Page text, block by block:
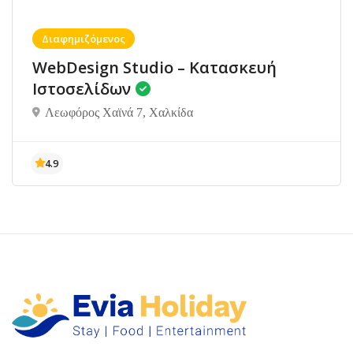
Διαφημιζόμενος
WebDesign Studio – Κατασκευή
Ιστοσελίδων
Λεωφόρος Χαϊνά 7, Χαλκίδα